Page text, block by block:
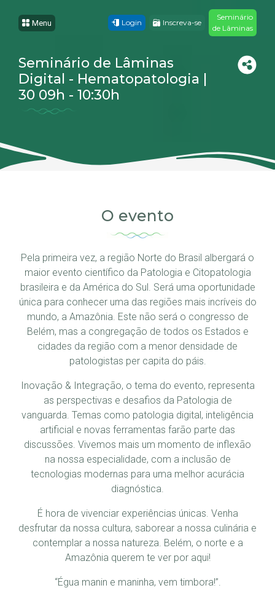
Seminário de Lâminas
Digital - Hematopatologia |
30 09h - 10:30h
Menu Login Inscreva-se
Seminário
de Lâminas
O evento
Pela primeira vez, a região Norte do Brasil albergará o
maior evento científico da Patologia e Citopatologia
brasileira e da América do Sul. Será uma oportunidade
única para conhecer uma das regiões mais incríveis do
mundo, a Amazônia. Este não será o congresso de
Belém, mas a congregação de todos os Estados e
cidades da região com a menor densidade de
patologistas per capita do páis.
Inovação & Integração, o tema do evento, representa
as perspectivas e desafios da Patologia de
vanguarda. Temas como patologia digital, inteligência
artificial e novas ferramentas farão parte das
discussões. Vivemos mais um momento de inflexão
na nossa especialidade, com a inclusão de
tecnologias modernas para uma melhor acurácia
diagnóstica.
É hora de vivenciar experiências únicas. Venha
desfrutar da nossa cultura, saborear a nossa culinária e
contemplar a nossa natureza. Belém, o norte e a
Amazônia querem te ver por aqui!
“Égua manin e maninha, vem timbora!”.